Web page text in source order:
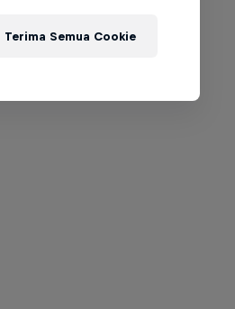
Terima Semua Cookie